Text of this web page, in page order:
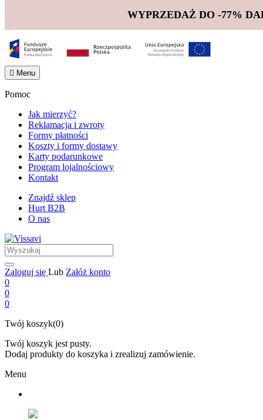
WYPRZEDAŻ DO -77%
 Menu
Pomoc
Jak mierzyć?
Reklamacja i zwroty
Formy płatności
Koszty i formy dostawy
Karty podarunkowe
Program lojalnościowy
Kontakt
Znajdź sklep
Hurt B2B
O nas
Zaloguj się Lub Załóż konto
0
0
0
Twój koszyk(0)
Twój koszyk jest pusty.
Dodaj produkty do koszyka i zrealizuj zamówienie.
Menu